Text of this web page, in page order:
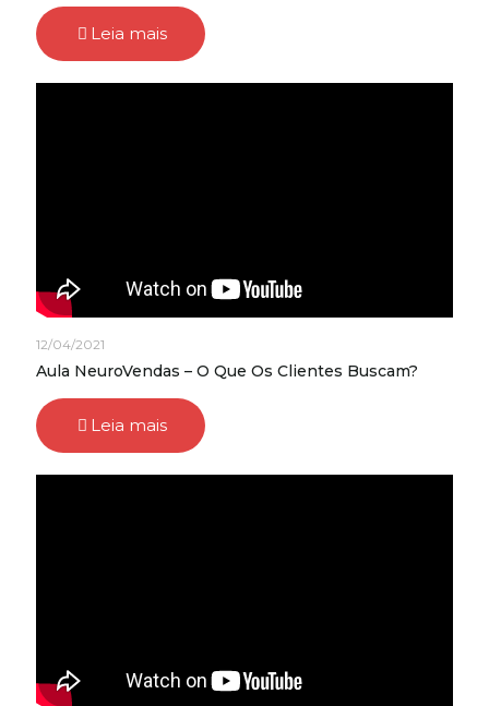
Leia mais
12/04/2021
Aula NeuroVendas – O Que Os Clientes Buscam?
Leia mais